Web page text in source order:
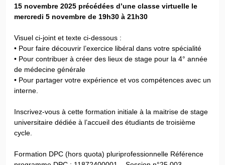
15 novembre 2025 précédées d’une classe virtuelle le
mercredi 5 novembre de 19h30 à 21h30
Visuel ci-joint et texte ci-dessous :
• Pour faire découvrir l’exercice libéral dans votre spécialité
• Pour contribuer à créer des lieux de stage pour la 4° année
de médecine générale
• Pour partager votre expérience et vos compétences avec un
interne.
Inscrivez-vous à cette formation initiale à la maitrise de stage
universitaire dédiée à l’accueil des étudiants de troisième
cycle.
Formation DPC (hors quota) pluriprofessionnelle Référence